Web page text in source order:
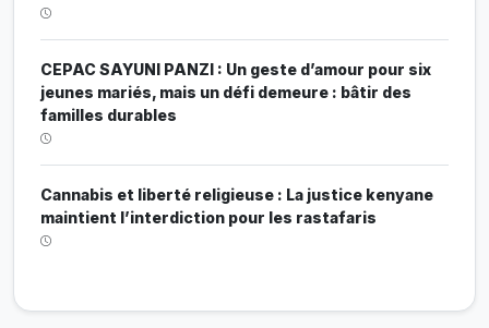
CEPAC SAYUNI PANZI : Un geste d’amour pour six
jeunes mariés, mais un défi demeure : bâtir des
familles durables
Cannabis et liberté religieuse : La justice kenyane
maintient l’interdiction pour les rastafaris